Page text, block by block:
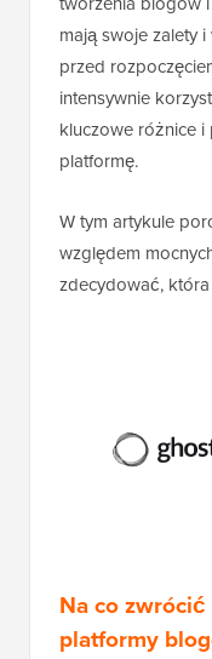
mają swoje zalety
przed
intensywnie
kluczowe różnice
platformę.
W tym artykule
względem
zdecydować,
Na co
platformy